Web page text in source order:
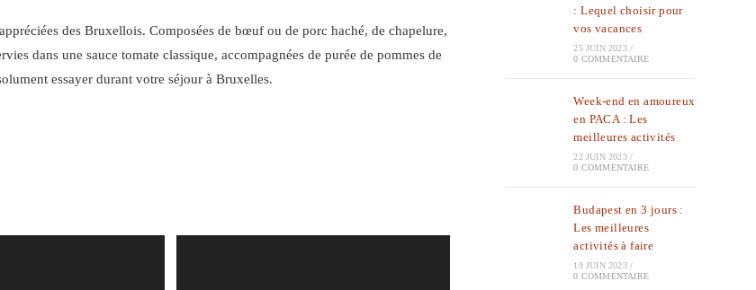
des Bruxellois. Composées de bœuf ou de porc haché, de chapelure,
dans une sauce tomate classique, accompagnées de purée de pommes de
essayer durant votre séjour à Bruxelles.
: Lequel choisir pour
vos vacances
25 JUIN 2023 /
0 COMMENTAIRE
Week-end en amoureux
en PACA : Les
meilleures activités
22 JUIN 2023 /
0 COMMENTAIRE
Budapest en 3 jours :
Les meilleures
activités à faire
19 JUIN 2023 /
0 COMMENTAIRE